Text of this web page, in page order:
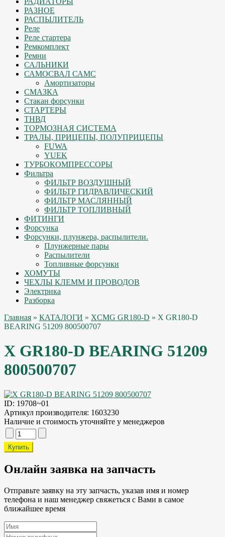
РАЗНОЕ
РАСПЫЛИТЕЛЬ
Реле
Реле стартера
Ремкомплект
Ремни
САЛЬНИКИ
САМОСВАЛ САМС
Амортизаторы
СМАЗКА
Стакан форсунки
СТАРТЕРЫ
ТНВД
ТОРМОЗНАЯ СИСТЕМА
ТРАЛЫ, ПРИЦЕПЫ, ПОЛУПРИЦЕПЫ
FUWA
YUEK
ТУРБОКОМПРЕССОРЫ
Фильтра
ФИЛЬТР ВОЗДУШНЫЙ
ФИЛЬТР ГИДРАВЛИЧЕСКИЙ
ФИЛЬТР МАСЛЯННЫЙ
ФИЛЬТР ТОПЛИВНЫЙ
ФИТИНГИ
Форсунка
Форсунки, плунжера, распылители.
Плунжерные пары
Распылители
Топливные форсунки
ХОМУТЫ
ЧЕХЛЫ КЛЕММ И ПРОВОДОВ
Электрика
Разборка
Главная » КАТАЛОГИ » XCMG GR180-D » X GR180-D
BEARING 51209 800500707
X GR180-D BEARING 51209
800500707
ID: 19708~01
Артикул производителя: 1603230
Наличие и стоимость уточняйте у менеджеров
Онлайн заявка на запчасть
Отправьте заявку на эту запчасть, указав имя и номер
телефона и наш менеджер свяжеться с Вами в самое
ближайшее время